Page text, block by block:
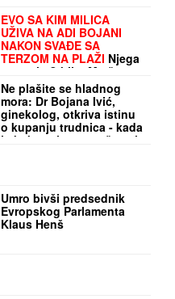
EVO SA KIM MILICA
UŽIVA NA ADI BOJANI
NAKON SVAĐE SA
TERZOM NA PLAŽI Njega
zna cela Srbija: Mreže
gore od komentara,
osvanula fotografija
Ne plašite se hladnog
mora: Dr Bojana Ivić,
ginekolog, otkriva istinu
o kupanju trudnica - kada
je beba zaista ugrožena i
Umro bivši predsednik
Evropskog Parlamenta
Klaus Henš